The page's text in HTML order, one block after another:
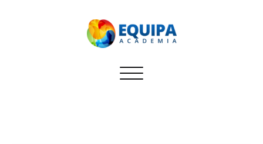
Equipa Academia
Blog sobre dicas para
Toggle navigation